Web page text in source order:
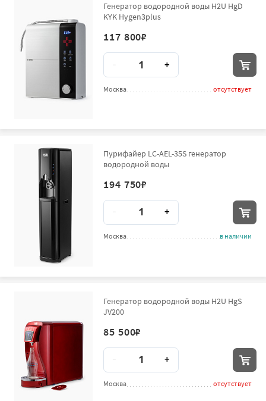
Генератор водородной воды H2U HgD
KYK Hygen3plus
117 800₽
Количество
+
Москва отсутствует
Пурифайер LC-AEL-35S генератор
водородной воды
194 750₽
Количество
+
Москва в наличии
Генератор водородной воды H2U HgS
JV200
85 500₽
Количество
+
Москва отсутствует